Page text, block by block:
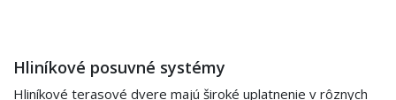
Hliníkové posuvné systémy
Hliníkové terasové dvere majú široké uplatnenie v rôznych